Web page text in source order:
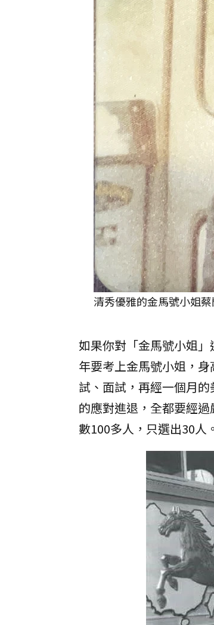
清秀優雅的金馬號小姐
如果你對「金馬號小姐
年要考上金馬號小姐，
試、面試，再經一個月
的應對進退，全都要經
數100多人，只選出30人